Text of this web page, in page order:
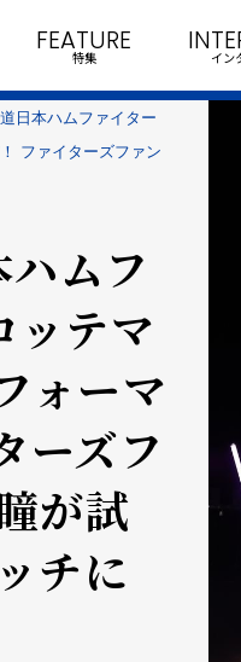
FEATURE
特集 イン
日本ハムファイター
ファイターズファン
ムフ
ッテマ
ォーマ
ーズフ
が試
チに